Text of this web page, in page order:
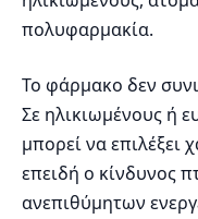
πολυφαρμακία.
Το φάρμακο δεν
Σε ηλικιωμένους ή
μπορεί να
επειδή ο κίνδυνος
ανεπιθύμητων